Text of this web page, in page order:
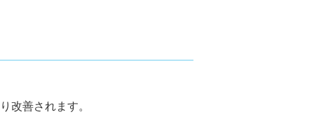
改善されます。